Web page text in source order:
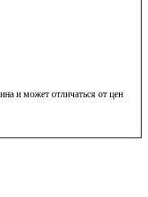
и может отличаться от цен